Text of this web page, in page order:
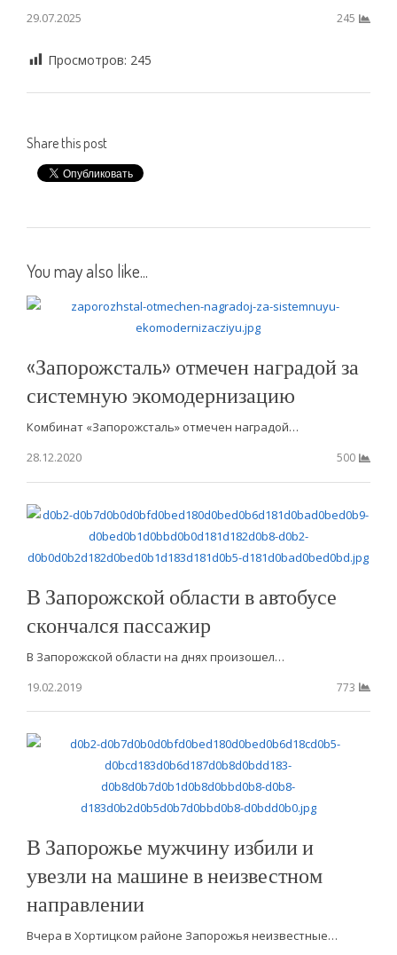
29.07.2025 245
Просмотров: 245
Share this post
You may also like...
«Запорожсталь» отмечен наградой за
системную экомодернизацию
Комбинат «Запорожсталь» отмечен наградой…
28.12.2020
500
В Запорожской области в автобусе
скончался пассажир
В Запорожской области на днях произошел…
19.02.2019
773
В Запорожье мужчину избили и
увезли на машине в неизвестном
направлении
Вчера в Хортицком районе Запорожья неизвестные…